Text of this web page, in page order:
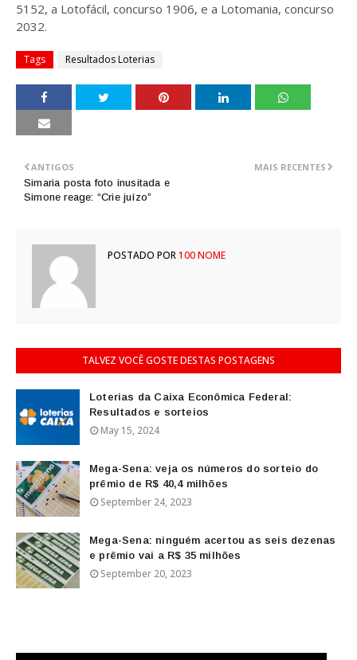
5152, a Lotofácil, concurso 1906, e a Lotomania, concurso
2032.
Tags Resultados Loterias
MAIS RECENTES
ANTIGOS
Simaria posta foto inusitada e
Simone reage: “Crie juízo”
POSTADO POR100 NOME
TALVEZ VOCÊ GOSTE DESTAS POSTAGENS
Loterias da Caixa Econômica Federal:
Resultados e sorteios
May 15, 2024
Mega-Sena: veja os números do sorteio do
prêmio de R$ 40,4 milhões
September 24, 2023
Mega-Sena: ninguém acertou as seis dezenas
e prêmio vai a R$ 35 milhões
September 20, 2023